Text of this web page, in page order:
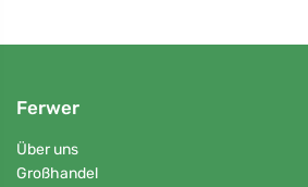
Ferwer
Über uns
Großhandel